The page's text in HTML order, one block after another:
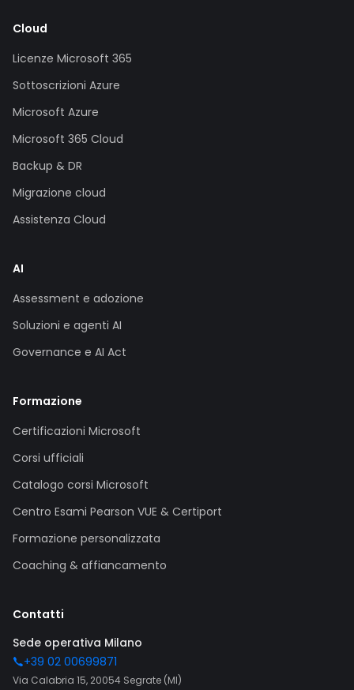
Cloud
Licenze Microsoft 365
Sottoscrizioni Azure
Microsoft Azure
Microsoft 365 Cloud
Backup & DR
Migrazione cloud
Assistenza Cloud
AI
Assessment e adozione
Soluzioni e agenti AI
Governance e AI Act
Formazione
Certificazioni Microsoft
Corsi ufficiali
Catalogo corsi Microsoft
Centro Esami Pearson VUE & Certiport
Formazione personalizzata
Coaching & affiancamento
Contatti
Sede operativa Milano
+39 02 00699871
Via Calabria 15, 20054 Segrate (MI)